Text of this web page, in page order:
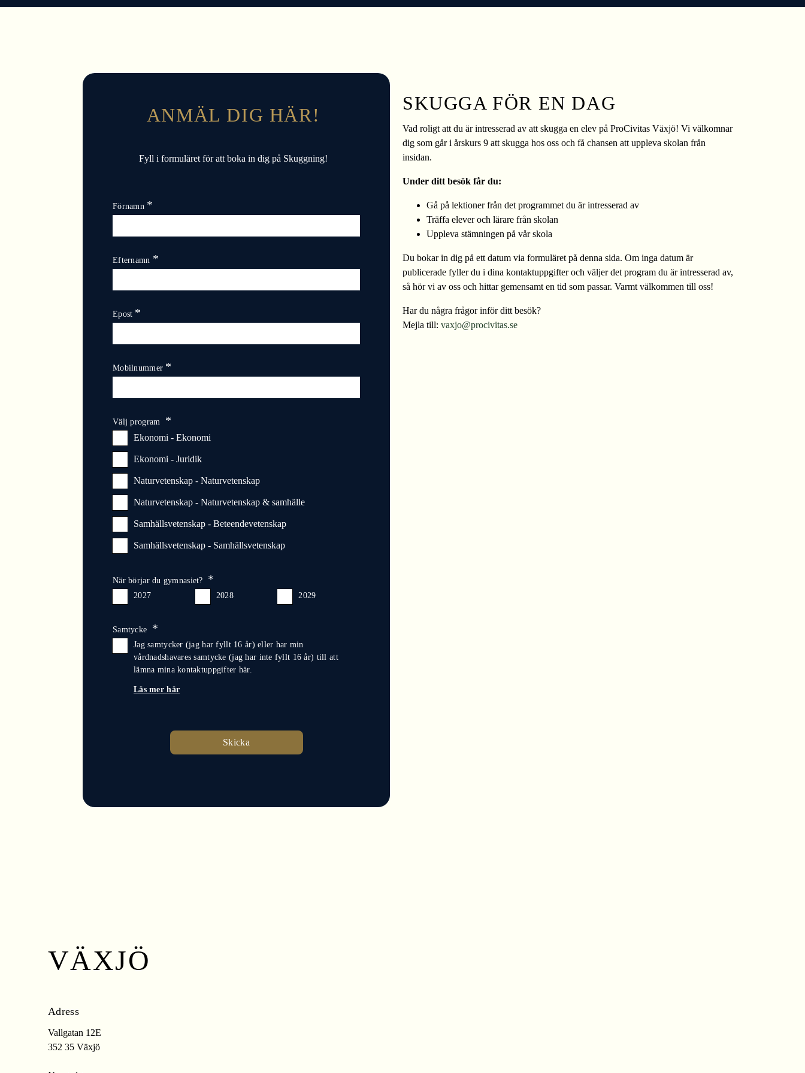
ANMÄL DIG HÄR!
Fyll i formuläret för att boka in dig på Skuggning!
Förnamn
Efternamn
Epost
Mobilnummer
Välj program
Ekonomi - Ekonomi
Ekonomi - Juridik
Naturvetenskap - Naturvetenskap
Naturvetenskap - Naturvetenskap & samhälle
Samhällsvetenskap - Beteendevetenskap
Samhällsvetenskap - Samhällsvetenskap
När börjar du gymnasiet?
2027
2028 2029
Samtycke
Jag samtycker (jag har fyllt 16 år) eller har min
vårdnadshavares samtycke (jag har inte fyllt 16 år) till att
lämna mina kontaktuppgifter här.
Läs mer här
Skicka
SKUGGA FÖR EN DAG
Vad roligt att du är intresserad av att skugga en elev på ProCivitas Växjö! Vi välkomnar
dig som går i årskurs 9 att skugga hos oss och få chansen att uppleva skolan från
insidan.
Under ditt besök får du:
Gå på lektioner från det programmet du är intresserad av
Träffa elever och lärare från skolan
Uppleva stämningen på vår skola
Du bokar in dig på ett datum via formuläret på denna sida. Om inga datum är
publicerade fyller du i dina kontaktuppgifter och väljer det program du är intresserad av,
så hör vi av oss och hittar gemensamt en tid som passar. Varmt välkommen till oss!
Har du några frågor inför ditt besök?
Mejla till: vaxjo@procivitas.se
VÄXJÖ
Adress
Vallgatan 12E
352 35 Växjö